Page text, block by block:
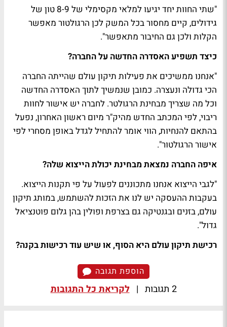
"שתי החוות יחד יגיעו למלאי מקסימלי של 8-9 טון של
גידולים, קיים מחסור בכל המשק לכן הרגולטור מאפשר
הקלות ולכן גם החיבור מתאפשר".
כיצד תשפיע האסדרה החדשה על החברה?
"אנחנו ממשיכים את פעילות תיקון עולם שהייתה החברה
הכי גדולה ונעצרה. כמובן שנמשיך לתוך האסדרה החדשה
וכל מה שצריך מבחינת הרגולטר. לחברה יש אישור לחוות
ריבוי, לפי המכתב החדש מהיק"ר מיום ראשון האחרון, נפעל
בהתאם להנחיות, הווי אומר להתחיל לגדל באופן מסחרי לפי
אישור הרגולטור".
איפה החברה נמצאת מבחינת יכולת הייצוא שלה?
"לגבי הייצוא אנחנו מתכוננים לפעול על פי תקנות הייצוא.
בעקבות ההעסקה יש לנו את הזכות להשתמש, במותג תיקון
עולם, בזנים ובגנטיקה גם בצרפת ופולין בהן גלום פוטנציאל
גדול".
רכישת תיקון עולם היא הסוף, או שיש עוד רכישות בקנה?
הוספת תגובה
2 תגובות | לקריאת כל התגובות